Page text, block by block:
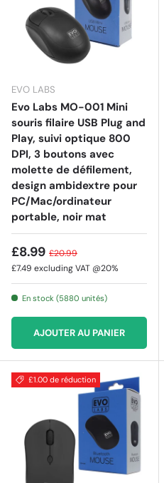
EVO LABS
Evo Labs MO-001 Mini
souris filaire USB Plug and
Play, suivi optique 800
DPI, 3 boutons avec
molette de défilement,
design ambidextre pour
PC/Mac/ordinateur
portable, noir mat
£8.99 £20.99
£7.49 excluding VAT @20%
En stock (5880 unités)
AJOUTER AU PANIER
£1.00 de réduction